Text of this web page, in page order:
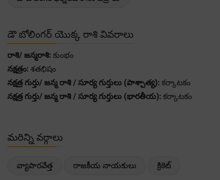
డౌ బోలింగర్ యొక్క రాశి వివరాలు
రాశి/ జన్మరాశి: కుంభం
నక్షత్రం: శతభిషం
నక్షత్ర గుర్తు/ జన్మ రాశి / సూర్య గుర్తులు (పాశ్చాత్య): కర్కాటకం
నక్షత్ర గుర్తు/ జన్మ రాశి / సూర్య గుర్తులు (భారతీయ): కర్కాటకం
మరిన్ని వర్గాలు
వ్యాపారవేత్త రాజకీయ నాయకులు క్రికెట్